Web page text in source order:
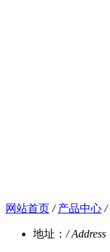
网站首页 / 产品中心 /
地址： / Address